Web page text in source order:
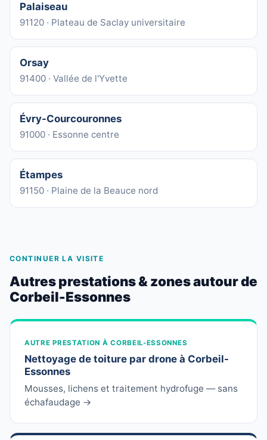
Palaiseau
91120 · Plateau de Saclay universitaire
Orsay
91400 · Vallée de l'Yvette
Évry-Courcouronnes
91000 · Essonne centre
Étampes
91150 · Plaine de la Beauce nord
CONTINUER LA VISITE
Autres prestations & zones autour de
Corbeil-Essonnes
AUTRE PRESTATION À CORBEIL-ESSONNES
Nettoyage de toiture par drone à Corbeil-
Essonnes
Mousses, lichens et traitement hydrofuge — sans
échafaudage →